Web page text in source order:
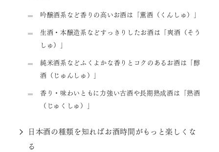
吟醸酒系など香りの高いお酒は「薫酒（くんしゅ）」
生酒・本醸造系などすっきりしたお酒は「爽酒（そう
しゅ）」
純米酒系などふくよかな香りとコクのあるお酒は「醇
酒（じゅんしゅ）」
香り・味わいともに力強い古酒や長期熟成酒は「熟酒
（じゅくしゅ）」
日本酒の種類を知ればお酒時間がもっと楽しくな
る